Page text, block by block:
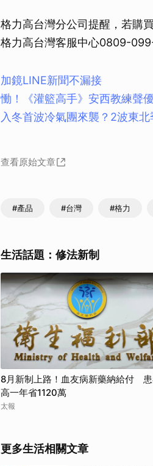
格力高台灣分公司提醒，若購
格力高台灣客服中心0809-
加鏡LINE新聞不漏接
慟！《灌籃高手》安西教練聲
入冬首波冷氣團來襲？2波東
查看原始文章
#產品 #台灣 #格力
生活話題：修法新制
8月新制上路！血友病新藥納給付
高一年省1120萬
太報
更多生活相關文章